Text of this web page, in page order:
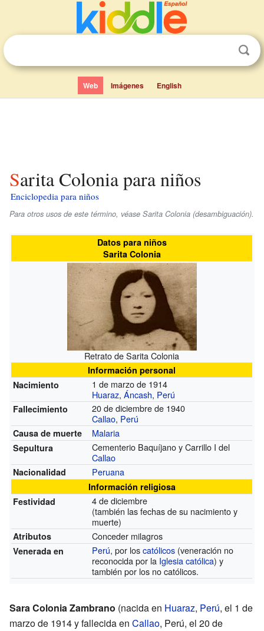
Web Imágenes English
Sarita Colonia para niños
Enciclopedia para niños
Para otros usos de este término, véase Sarita Colonia (desambiguación).
Datos para niños
Sarita Colonia
Retrato de Sarita Colonia
Información personal
Nacimiento
1 de marzo de 1914
Huaraz,Áncash, Perú
Fallecimiento
20 de diciembre de 1940
Callao, Perú
Causa de muerte Malaria
Sepultura
Cementerio Baquíjano y Carrillo I del
Callao
Nacionalidad Peruana
Información religiosa
Festividad
4 de diciembre
(también las fechas de su nacimiento y
muerte)
Atributos Conceder milagros
Venerada en Perú, por loscatólicos (veneración no
reconocida por la Iglesia católica) y
también por los no católicos.
Sara Colonia Zambrano (nacida en Huaraz, Perú, el 1 de
marzo de 1914 y fallecida en Callao, Perú, el 20 de